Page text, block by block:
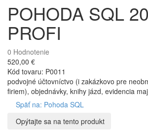
POHODA SQL
PROFI
0 Hodnotenie
520,00 €
Kód tovaru: P0011
podvojné účtovníctvo (i zakázkovo pre
firiem), objednávky, knihy jázd, evidencia
Späť na: Pohoda SQL
Opýtajte sa na tento produkt